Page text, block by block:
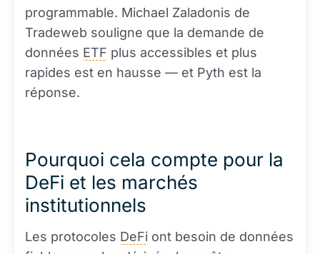
programmable. Michael Zaladonis de
Tradeweb souligne que la demande de
données ETF plus accessibles et plus
rapides est en hausse — et Pyth est la
réponse.
Pourquoi cela compte pour la
DeFi et les marchés
institutionnels
Les protocoles DeFi ont besoin de données